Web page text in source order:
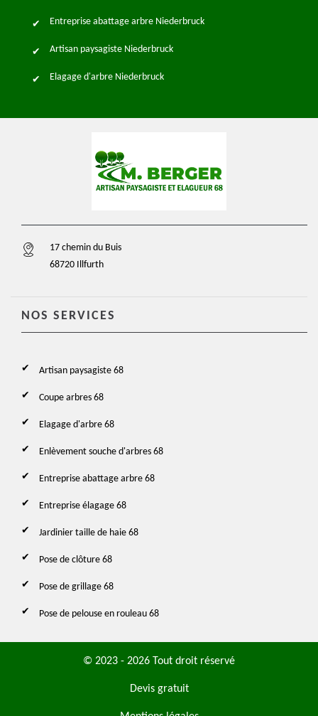
Entreprise abattage arbre Niederbruck
Artisan paysagiste Niederbruck
Elagage d'arbre Niederbruck
17 chemin du Buis
68720 Illfurth
NOS SERVICES
Artisan paysagiste 68
Coupe arbres 68
Elagage d'arbre 68
Enlèvement souche d'arbres 68
Entreprise abattage arbre 68
Entreprise élagage 68
Jardinier taille de haie 68
Pose de clôture 68
Pose de grillage 68
Pose de pelouse en rouleau 68
© 2023 - 2026 Tout droit réservé
Devis gratuit